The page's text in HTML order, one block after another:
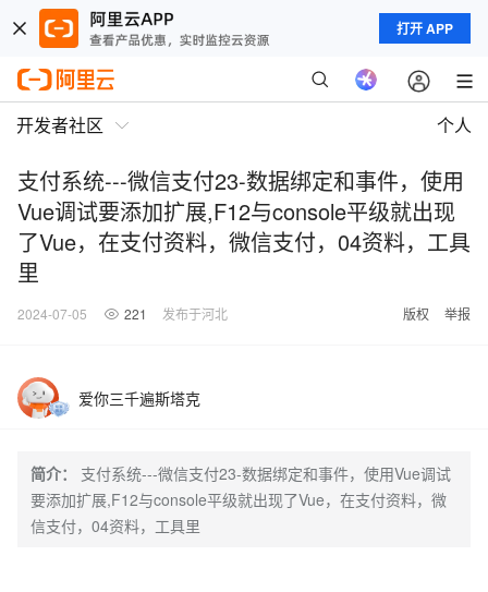
打开 APP
开发者社区 个人
支付系统---微信支付23-数据绑定和事件，使用
Vue调试要添加扩展,F12与console平级就出现
了Vue，在支付资料，微信支付，04资料，工具
里
2024-07-05 221 发布于河北 版权 举报
爱你三千遍斯塔克
简介：
支付系统---微信支付23-数据绑定和事件，使用Vue调试
要添加扩展,F12与console平级就出现了Vue，在支付资料，微
信支付，04资料，工具里